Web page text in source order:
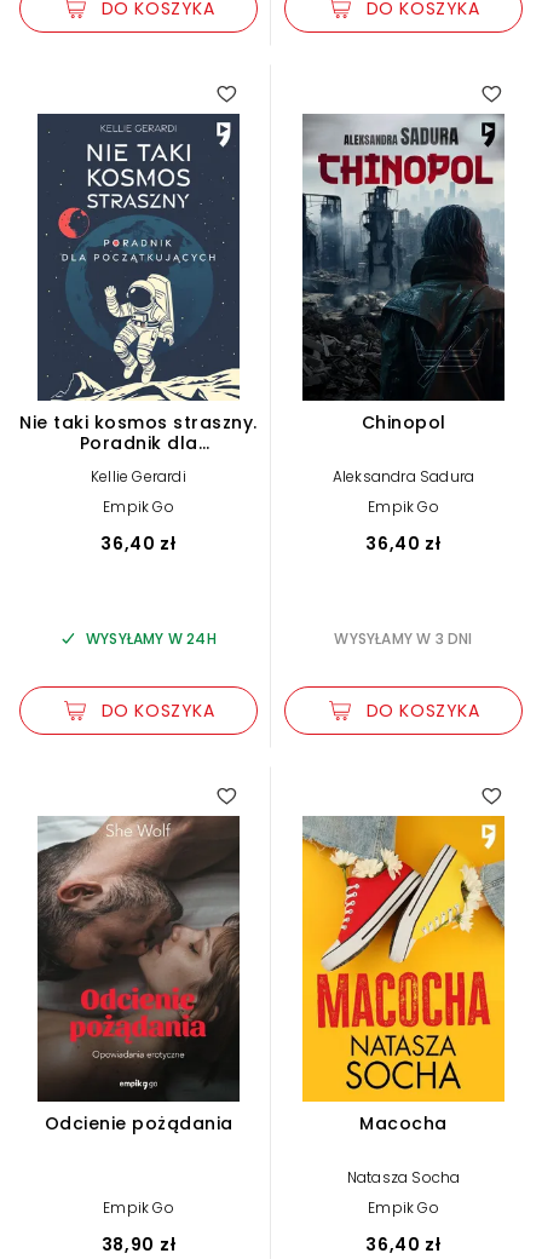
DO KOSZYKA DO KOSZYKA
Nie taki kosmos straszny.
Poradnik dla
Kellie Gerardi
Empik Go
36,40 zł
WYSYŁAMY W 24H
DO KOSZYKA
Chinopol
Aleksandra Sadura
Empik Go
36,40 zł
WYSYŁAMY W 3 DNI
DO KOSZYKA
Odcienie pożądania
Empik Go
38,90 zł
Macocha
Natasza Socha
Empik Go
36,40 zł